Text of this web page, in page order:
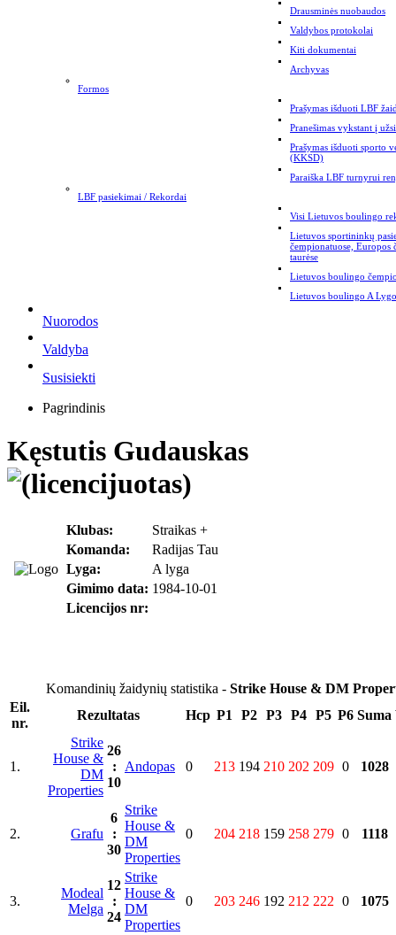
Drausminės nuobaudos
Valdybos protokolai
Kiti dokumentai
Archyvas
Formos
Prašymas išduoti LBF
Pranešimas vykstant į
Prašymas išduoti sporto
(KKSD)
Paraiška LBF turnyrui
LBF pasiekimai / Rekordai
Visi Lietuvos boulingo
Lietuvos sportininkų
čempionatuose, Europos
taurėse
Lietuvos boulingo
Lietuvos boulingo A
Nuorodos
Valdyba
Susisiekti
Pagrindinis
Kęstutis Gudauskas
Klubas:
Straikas +
Komanda:
Radijas Tau
Lyga:
A lyga
Gimimo data: 1984-10-01
Licencijos nr:
Komandinių žaidynių statistika - Strike House & DM
Eil.
nr.
Rezultatas Hcp P1 P2 P3 P4 P5 P6 Suma
1.
Strike
House &
DM
Properties
26
:
10
Andopas 0 213 194 210 202 209 0 1028
2. Grafu
6
:
30
Strike
House &
DM
Properties
0 204 218 159 258 279 0 1118
3.
Modeal
Melga
12
:
24
Strike
House &
DM
Properties
0 203 246 192 212 222 0 1075